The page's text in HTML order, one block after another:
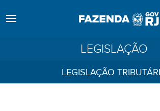
LEGISLAÇÃO
LEGISLAÇÃO